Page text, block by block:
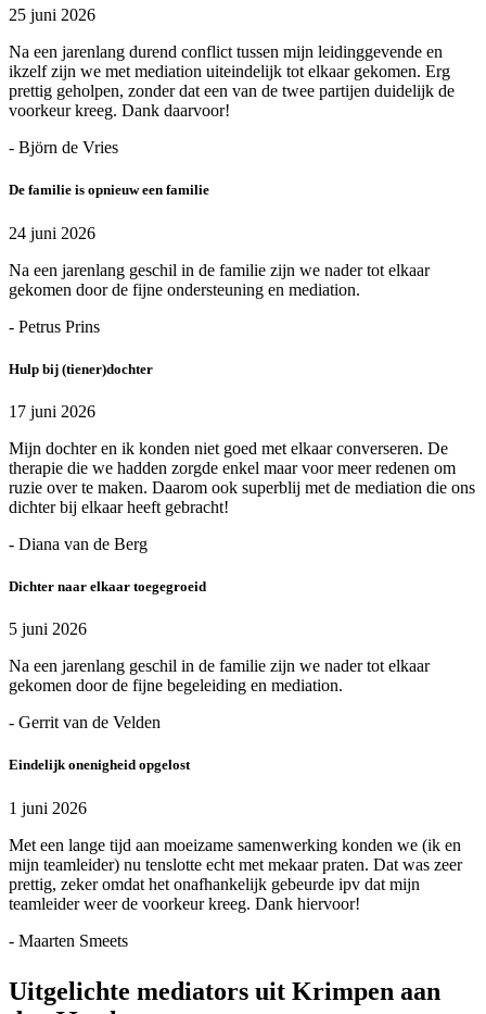
25 juni 2026
Na een jarenlang durend conflict tussen mijn leidinggevende en
ikzelf zijn we met mediation uiteindelijk tot elkaar gekomen. Erg
prettig geholpen, zonder dat een van de twee partijen duidelijk de
voorkeur kreeg. Dank daarvoor!
- Björn de Vries
De familie is opnieuw een familie
24 juni 2026
Na een jarenlang geschil in de familie zijn we nader tot elkaar
gekomen door de fijne ondersteuning en mediation.
- Petrus Prins
Hulp bij (tiener)dochter
17 juni 2026
Mijn dochter en ik konden niet goed met elkaar converseren. De
therapie die we hadden zorgde enkel maar voor meer redenen om
ruzie over te maken. Daarom ook superblij met de mediation die ons
dichter bij elkaar heeft gebracht!
- Diana van de Berg
Dichter naar elkaar toegegroeid
5 juni 2026
Na een jarenlang geschil in de familie zijn we nader tot elkaar
gekomen door de fijne begeleiding en mediation.
- Gerrit van de Velden
Eindelijk onenigheid opgelost
1 juni 2026
Met een lange tijd aan moeizame samenwerking konden we (ik en
mijn teamleider) nu tenslotte echt met mekaar praten. Dat was zeer
prettig, zeker omdat het onafhankelijk gebeurde ipv dat mijn
teamleider weer de voorkeur kreeg. Dank hiervoor!
- Maarten Smeets
Uitgelichte mediators uit Krimpen aan